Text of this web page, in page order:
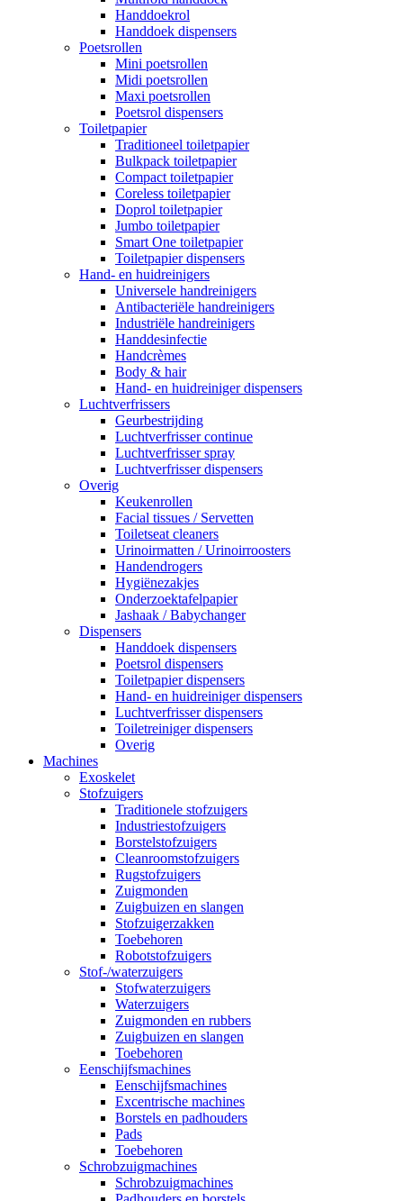
Handdoekrol
Handdoek dispensers
Poetsrollen
Mini poetsrollen
Midi poetsrollen
Maxi poetsrollen
Poetsrol dispensers
Toiletpapier
Traditioneel toiletpapier
Bulkpack toiletpapier
Compact toiletpapier
Coreless toiletpapier
Doprol toiletpapier
Jumbo toiletpapier
Smart One toiletpapier
Toiletpapier dispensers
Hand- en huidreinigers
Universele handreinigers
Antibacteriële handreinigers
Industriële handreinigers
Handdesinfectie
Handcrèmes
Body & hair
Hand- en huidreiniger dispensers
Luchtverfrissers
Geurbestrijding
Luchtverfrisser continue
Luchtverfrisser spray
Luchtverfrisser dispensers
Overig
Keukenrollen
Facial tissues / Servetten
Toiletseat cleaners
Urinoirmatten / Urinoirroosters
Handendrogers
Hygiënezakjes
Onderzoektafelpapier
Jashaak / Babychanger
Dispensers
Handdoek dispensers
Poetsrol dispensers
Toiletpapier dispensers
Hand- en huidreiniger dispensers
Luchtverfrisser dispensers
Toiletreiniger dispensers
Overig
Machines
Exoskelet
Stofzuigers
Traditionele stofzuigers
Industriestofzuigers
Borstelstofzuigers
Cleanroomstofzuigers
Rugstofzuigers
Zuigmonden
Zuigbuizen en slangen
Stofzuigerzakken
Toebehoren
Robotstofzuigers
Stof-/waterzuigers
Stofwaterzuigers
Waterzuigers
Zuigmonden en rubbers
Zuigbuizen en slangen
Toebehoren
Eenschijfsmachines
Eenschijfsmachines
Excentrische machines
Borstels en padhouders
Pads
Toebehoren
Schrobzuigmachines
Schrobzuigmachines